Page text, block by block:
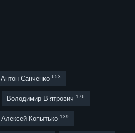
Антон Санченко 653
Володимир В’ятрович 176
Алексей Копытько 139